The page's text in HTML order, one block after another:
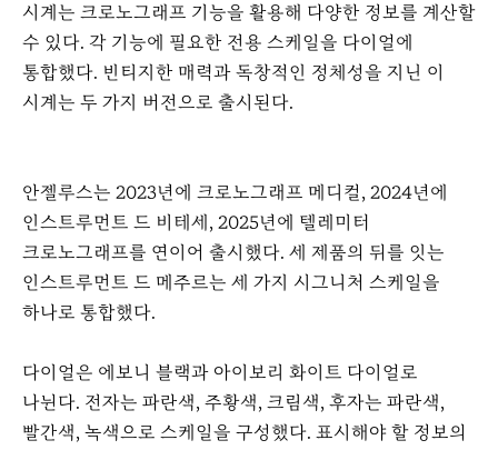
시계는 크로노그래프 기능을 활용해 다양한 정보를 계산할
수 있다. 각 기능에 필요한 전용 스케일을 다이얼에
통합했다. 빈티지한 매력과 독창적인 정체성을 지닌 이
시계는 두 가지 버전으로 출시된다.
안젤루스는 2023년에 크로노그래프 메디컬, 2024년에
인스트루먼트 드 비테세, 2025년에 텔레미터
크로노그래프를 연이어 출시했다. 세 제품의 뒤를 잇는
인스트루먼트 드 메주르는 세 가지 시그니처 스케일을
하나로 통합했다.
다이얼은 에보니 블랙과 아이보리 화이트 다이얼로
나뉜다. 전자는 파란색, 주황색, 크림색, 후자는 파란색,
빨간색, 녹색으로 스케일을 구성했다. 표시해야 할 정보의